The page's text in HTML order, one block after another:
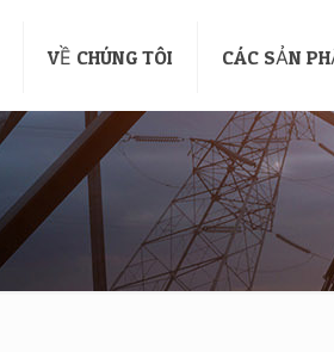
VỀ CHÚNG TÔI CÁC SẢN